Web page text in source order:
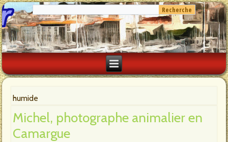
humide
Michel, photographe animalier en
Camargue